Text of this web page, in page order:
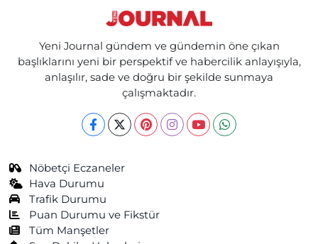
Yeni Journal gündem ve gündemin öne çıkan
başlıklarını yeni bir perspektif ve habercilik anlayışıyla,
anlaşılır, sade ve doğru bir şekilde sunmaya
çalışmaktadır.
Nöbetçi Eczaneler
Hava Durumu
Trafik Durumu
Puan Durumu ve Fikstür
Tüm Manşetler